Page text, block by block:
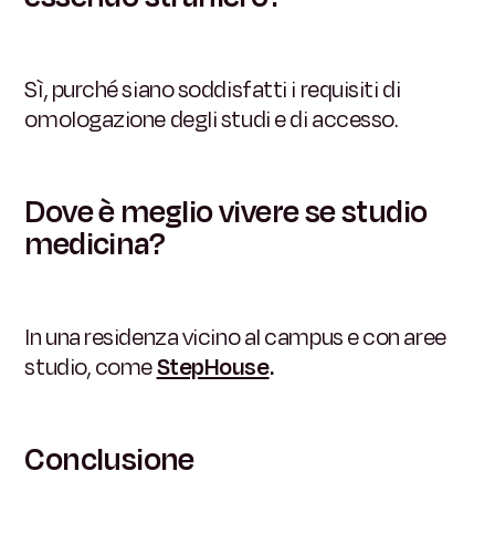
Sì, purché siano soddisfatti i requisiti di
omologazione degli studi e di accesso.
Dove è meglio vivere se studio
medicina?
In una residenza vicino al campus e con aree
studio, comeStepHouse.
Conclusione